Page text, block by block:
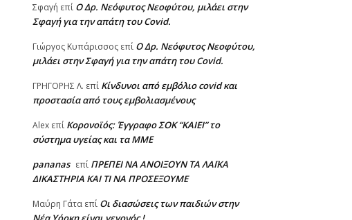
Σφαγή επί Ο Δρ. Νεόφυτος Νεοφύτου, μιλάει στην
Σφαγή για την απάτη του Covid.
Γιώργος Κυπάρισσος επί Ο Δρ. Νεόφυτος Νεοφύτου,
μιλάει στην Σφαγή για την απάτη του Covid.
ΓΡΗΓΟΡΗΣ Λ. επί Κίνδυνοι από εμβόλιο covid και
προστασία από τους εμβολιασμένους
Alex επί Κορονοϊός: Έγγραφο ΣΟΚ “ΚΑΙΕΙ” το
σύστημα υγείας και τα ΜΜΕ
pananas επί ΠΡΕΠΕΙ ΝΑ ΑΝΟΙΞΟΥΝ ΤΑ ΛΑΪΚΑ
ΔΙΚΑΣΤΗΡΙΑ ΚΑΙ ΤΙ ΝΑ ΠΡΟΣΕΞΟΥΜΕ
Μαύρη Γάτα επί Οι διασώσεις των παιδιών στην